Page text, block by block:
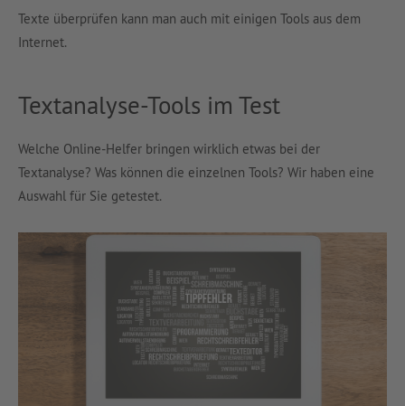
Texte überprüfen kann man auch mit einigen Tools aus dem
Internet.
Textanalyse-Tools im Test
Welche Online-Helfer bringen wirklich etwas bei der
Textanalyse? Was können die einzelnen Tools? Wir haben eine
Auswahl für Sie getestet.